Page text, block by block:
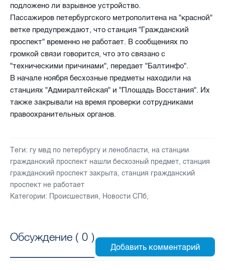
подложено ли взрывное устройство.
Пассажиров петербургского метрополитена на "красной"
ветке предупреждают, что станция "Гражданский
проспект" временно не работает. В сообщениях по
громкой связи говорится, что это связано с
"техническими причинами", передает "Балтинфо".
В начале ноября бесхозные предметы находили на
станциях "Адмиралтейская" и "Площадь Восстания". Их
также закрывали на время проверки сотрудниками
правоохранительных органов.
Теги: гу мвд по петербургу и ленобласти, на станции
гражданский проспект нашли бесхозный предмет, станция
гражданский проспект закрыта, станция гражданский
проспект не работает
Категории: Происшествия, Новости СПб,
Обсуждение ( 0 )